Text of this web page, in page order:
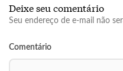
Deixe seu comentário
Seu endereço de e-mail não
Comentário